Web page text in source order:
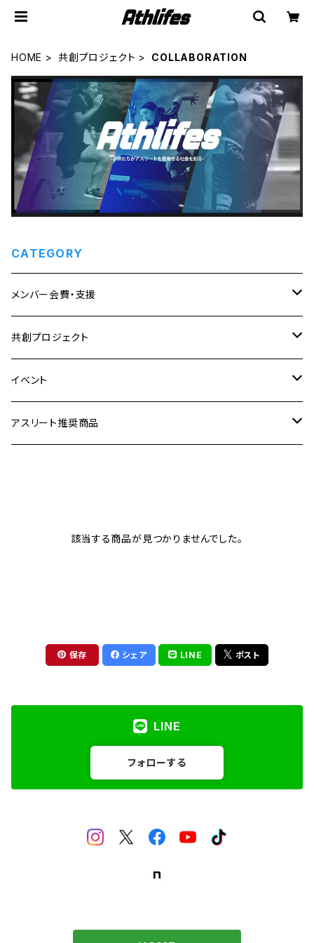
HOME 共創プロジェクト COLLABORATION
CATEGORY
メンバー会費・支援
顧問(評議員)
スポンサー
アスリート
共創プロジェクト
アスリート共育資格
アスリートPR事業
イベント
協賛・支援チケット
アスリート推奨商品
該当する商品が見つかりませんでした。
保存 シェア LINE ポスト
LINE
フォローする